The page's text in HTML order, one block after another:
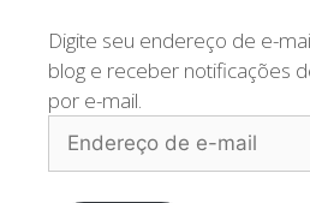
Digite seu endereço de e-
blog e receber notificações
por e-mail.
Endereço
de